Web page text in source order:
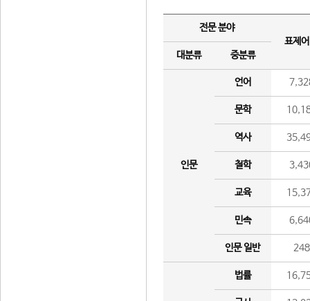
전문 분야
표제
대분류
중분류
인문
언어
문학
역사
철학
교육
민속
인문 일반 248
법률